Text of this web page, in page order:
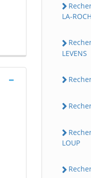
LA-
LEVENS
LOUP